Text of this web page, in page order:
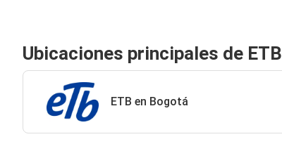
Ubicaciones principales de ETB
ETB en Bogotá